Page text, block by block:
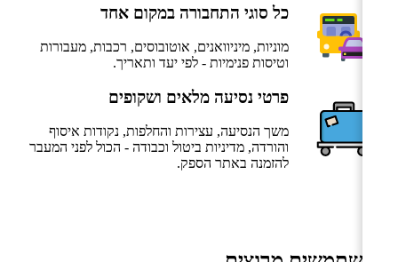
כל סוגי התחבורה במקום אחד
מוניות, מיניוואנים, אוטובוסים, רכבות, מעבורות
וטיסות פנימיות - לפי יעד ותאריך.
פרטי נסיעה מלאים ושקופים
משך הנסיעה, עצירות והחלפות, נקודות איסוף
והורדה, מדיניות ביטול וכבודה - הכול לפני המעבר
להזמנה באתר הספק.